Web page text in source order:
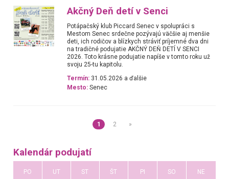
Akčný Deň detí v Senci
Potápačský klub Piccard Senec v spolupráci s
Mestom Senec srdečne pozývajú väčšie aj menšie
deti, ich rodičov a blízkych stráviť príjemné dva dni
na tradičné podujatie AKČNÝ DEŇ DETÍ V SENCI
2026. Toto krásne podujatie napíše v tomto roku už
svoju 25-tu kapitolu.
Termín: 31.05.2026 a ďalšie
Mesto: Senec
1 2 »
Kalendár podujatí
PO UT ST ŠT PI SO NE